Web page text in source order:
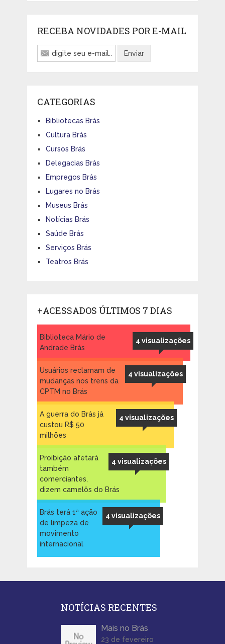
RECEBA NOVIDADES POR E-MAIL
CATEGORIAS
Bibliotecas Brás
Cultura Brás
Cursos Brás
Delegacias Brás
Empregos Brás
Lugares no Brás
Museus Brás
Notícias Brás
Saúde Brás
Serviços Brás
Teatros Brás
+ACESSADOS ÚLTIMOS 7 DIAS
4 visualizações
Biblioteca Mário de
Andrade Brás
4 visualizações
Usuários reclamam de
mudanças nos trens da
CPTM no Brás
4 visualizações
A guerra do Brás já
custou R$ 50
milhões
4 visualizações
Proibição afetará
também
comerciantes,
dizem camelôs do Brás
4 visualizações
Brás terá 1ª ação
de limpeza de
movimento
internacional ‎
NOTÍCIAS RECENTES
Mais no Brás
23 de fevereiro